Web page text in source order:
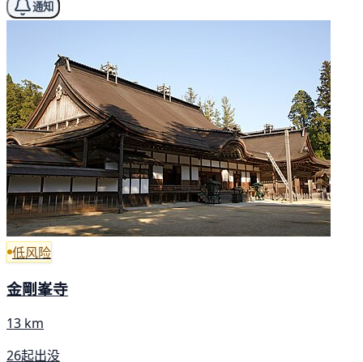
通知
低风险
金剛峯寺
13 km
26起出没